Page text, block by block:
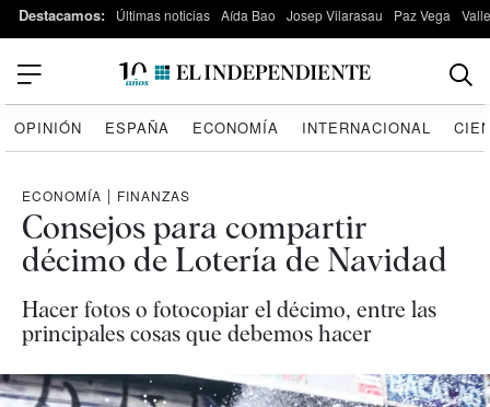
Destacamos: Últimas noticias Aída Bao Josep Vilarasau Paz Vega
OPINIÓN ESPAÑA ECONOMÍA INTERNACIONAL
ECONOMÍA | FINANZAS
Consejos para compartir
décimo de Lotería de Navidad
Hacer fotos o fotocopiar el décimo, entre las
principales cosas que debemos hacer